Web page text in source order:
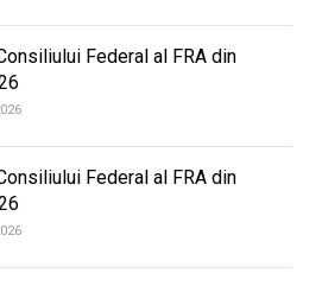
Federal al FRA din
Federal al FRA din